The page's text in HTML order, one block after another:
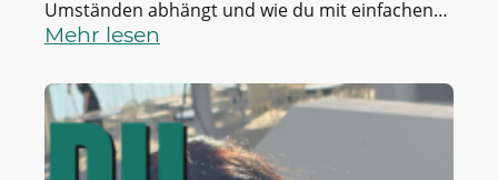
Umständen abhängt und wie du mit einfachen
Gewohnheiten mehr Gelassenheit,
Mehr lesen